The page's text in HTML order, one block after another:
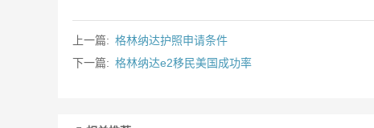
上一篇: 格林纳达护照申请条件
下一篇: 格林纳达e2移民美国成功率